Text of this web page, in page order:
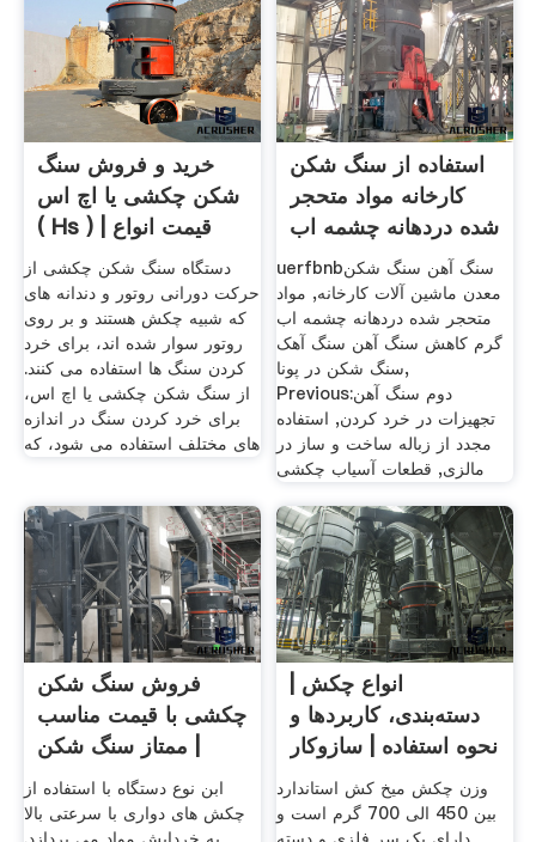
خرید و فروش سنگ
شکن چکشی یا اچ اس
( Hs ) | قیمت انواع
دستگاه سنگ شکن چکشی از
حرکت دورانی روتور و دندانه های
که شبیه چکش هستند و بر روی
روتور سوار شده اند، برای خرد
کردن سنگ ها استفاده می کنند.
از سنگ شکن چکشی یا اچ اس،
برای خرد کردن سنگ در اندازه
های مختلف استفاده می شود، که
استفاده از سنگ شکن
کارخانه مواد متحجر
شده دردهانه چشمه اب
گرم
uerfbnbسنگ آهن سنگ شکن
معدن ماشین آلات کارخانه, مواد
متحجر شده دردهانه چشمه اب
گرم کاهش سنگ آهن سنگ آهک
سنگ شکن در پونا,
Previous:دوم سنگ آهن
تجهیزات در خرد کردن, استفاده
مجدد از زباله ساخت و ساز در
مالزی, قطعات آسیاب چکشی
فروش سنگ شکن
چکشی با قیمت مناسب
| ممتاز سنگ شکن
ابن نوع دستگاه با استفاده از
چکش های دواری با سرعتی بالا
انواع چکش |
دسته‌بندی، کاربردها و
نحوه استفاده | سازوکار
وزن چکش میخ کش استاندارد
بین 450 الی 700 گرم است و